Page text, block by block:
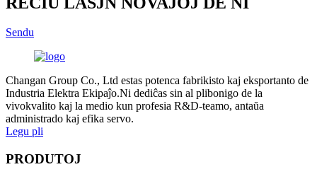
Sendu
Changan Group Co., Ltd estas potenca fabrikisto kaj eksportanto de
Industria Elektra Ekipaĵo.Ni dediĉas sin al plibonigo de la
vivokvalito kaj la medio kun profesia R&D-teamo, antaŭa
administrado kaj efika servo.
Legu pli
PRODUTOJ